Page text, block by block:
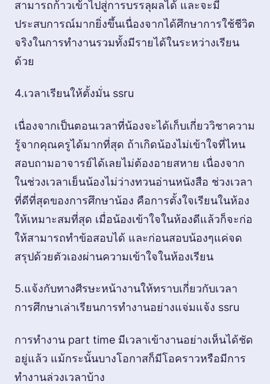
สามารถก้าวเข้าไปสู่การบรรลุผลได้ และจะมี
ประสบการณ์มากยิ่งขึ้นเนื่องจากได้ศึกษาการใช้ชีวิต
จริงในการทำงานรวมทั้งมีรายได้ในระหว่างเรียน
ด้วย
4.เวลาเรียนให้ตั้งมั่น ssru
เนื่องจากเป็นตอนเวลาที่น้องจะได้เก็บเกี่ยววิชาความ
รู้จากคุณครูได้มากที่สุด ถ้าเกิดน้องไม่เข้าใจที่ไหน
สอบถามอาจารย์ได้เลยไม่ต้องอายสหาย เนื่องจาก
ในช่วงเวลาเย็นน้องไม่ว่างทวนอ่านหนังสือ ช่วงเวลา
ที่ดีที่สุดของการศึกษาน้อง คือการตั้งใจเรียนในห้อง
ให้เหมาะสมที่สุด เมื่อน้องเข้าใจในห้องดีแล้วก็จะก่อ
ให้สามารถทำข้อสอบได้ และก่อนสอบน้องๆแค่จด
สรุปด้วยตัวเองผ่านความเข้าใจในห้องเรียน
5.แจ้งกับทางศีรษะหน้างานให้ทราบเกี่ยวกับเวลา
การศึกษาเล่าเรียนการทำงานอย่างแจ่มแจ้ง ssru
การทำงาน part time มีเวลาเข้างานอย่างเห็นได้ชัด
อยู่แล้ว แม้กระนั้นบางโอกาสก็มีโอคราวหรือมีการ
ทำงานล่วงเวลาบ้าง